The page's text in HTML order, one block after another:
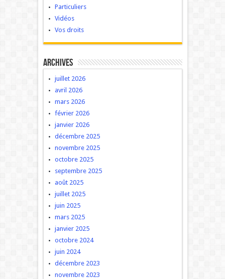
Particuliers
Vidéos
Vos droits
Archives
juillet 2026
avril 2026
mars 2026
février 2026
janvier 2026
décembre 2025
novembre 2025
octobre 2025
septembre 2025
août 2025
juillet 2025
juin 2025
mars 2025
janvier 2025
octobre 2024
juin 2024
décembre 2023
novembre 2023